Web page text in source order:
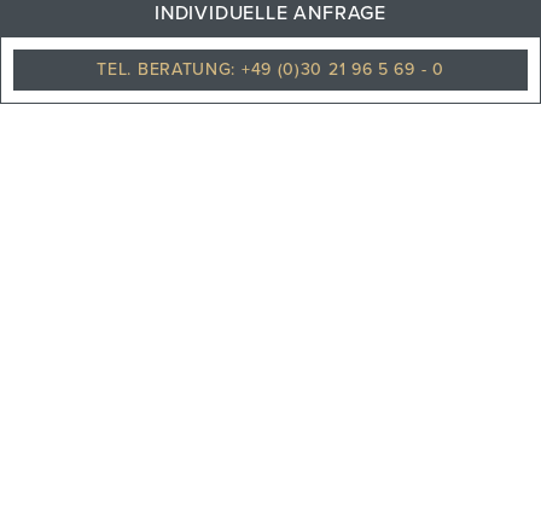
INDIVIDUELLE ANFRAGE
TEL. BERATUNG: +49 (0)30 21 96 5 69 - 0
Leicht regnerisch